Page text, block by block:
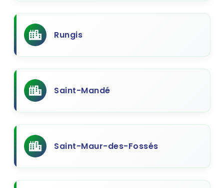
Rungis
Saint-Mandé
Saint-Maur-des-Fossés